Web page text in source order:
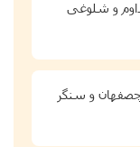
و شلوغی
و سنگر